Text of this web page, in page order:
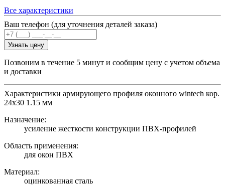
Все характеристики
Ваш телефон (для уточнения деталей заказа)
Узнать цену
Позвоним в течение 5 минут и сообщим цену с учетом объема
и доставки
Характеристики армирующего профиля оконного wintech кор.
24х30 1.15 мм
Назначение:
усиление жесткости конструкции ПВХ-профилей
Область применения:
для окон ПВХ
Материал:
оцинкованная сталь